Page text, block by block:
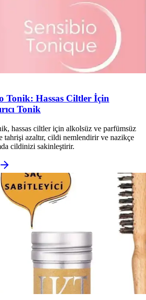
Tonik: Hassas Ciltler İçin
Tonik
hassas ciltler için alkolsüz ve parfümsüz
tahrişi azaltır, cildi nemlendirir ve nazikçe
cildinizi sakinleştirir.